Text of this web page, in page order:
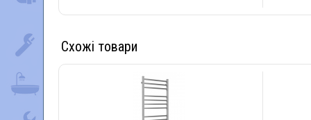
Схожі товари